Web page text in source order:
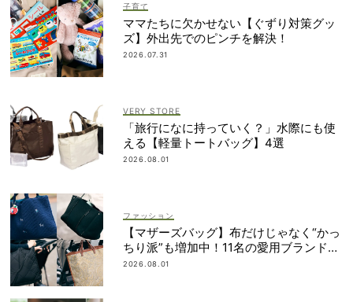
子育て
ママたちに欠かせない【ぐずり対策グッ
ズ】外出先でのピンチを解決！
2026.07.31
VERY STORE
「旅行になに持っていく？」水際にも使
える【軽量トートバッグ】4選
2026.08.01
ファッション
【マザーズバッグ】布だけじゃなく“かっ
ちり派”も増加中！11名の愛用ブランド
は？
2026.08.01